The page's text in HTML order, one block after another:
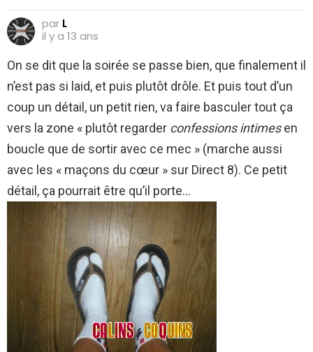
par L
il y a 13 ans
On se dit que la soirée se passe bien, que finalement il
n’est pas si laid, et puis plutôt drôle. Et puis tout d’un
coup un détail, un petit rien, va faire basculer tout ça
vers la zone « plutôt regarder confessions intimesen
boucle que de sortir avec ce mec » (marche aussi
avec les « maçons du cœur » sur Direct 8). Ce petit
détail, ça pourrait être qu’il porte…